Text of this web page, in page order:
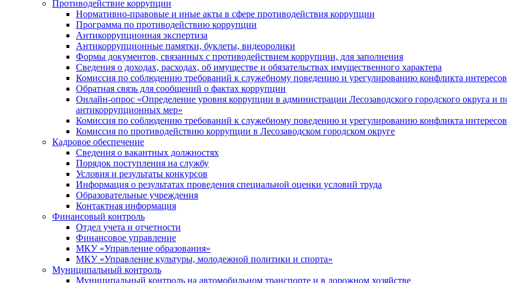
Противодействие коррупции
Нормативно-правовые и иные акты в сфере противодействия коррупции
Программа по противодействию коррупции
Антикоррупционная экспертиза
Антикоррупционные памятки, буклеты, видеоролики
Формы документов, связанных с противодействием коррупции, для заполнения
Сведения о доходах, расходах, об имуществе и обязательствах имущественного характера
Комиссия по соблюдению требований к служебному поведению и урегулированию конфликта интересов
Обратная связь для сообщений о фактах коррупции
Онлайн-опрос «Определение уровня коррупции в администрации Лесозаводского городского округа
антикоррупционных мер»
Комиссия по соблюдению требований к служебному поведению и урегулированию конфликта
Комиссия по противодействию коррупции в Лесозаводском городском округе
Кадровое обеспечение
Сведения о вакантных должностях
Порядок поступления на службу
Условия и результаты конкурсов
Информация о результатах проведения специальной оценки условий труда
Образовательные учреждения
Контактная информация
Финансовый контроль
Отдел учета и отчетности
Финансовое управление
МКУ «Управление образования»
МКУ «Управление культуры, молодежной политики и спорта»
Муниципальный контроль
Муниципальный контроль на автомобильном транспорте и в дорожном хозяйстве